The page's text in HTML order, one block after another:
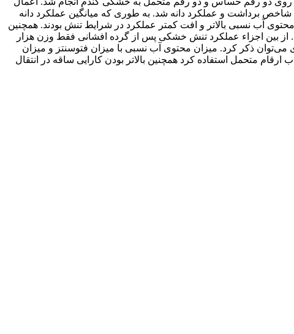
برداشت و عملکرد دانه شد. به طوری که میانگین عملکرد دانه
51/0 گرم در بوته کاهش یافت. ارقام متحمل دارای محتوی آب نسبی بالاتر و افت کمتر عملکرد در شرایط تنش بودند. همچنین
از بین اجزاء عملکرد تنش خشکی پس از گرده افشانی فقط وزن هزار
ذکر کرد. میزان محتوی آب نسبی با میزان فتوسنتز و میزان
متحمل استفاده کرد همچنین بالاتر بودن کارایی ساقه در انتقال